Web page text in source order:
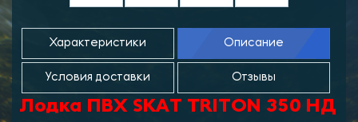
Характеристики Описание
Условия доставки Отзывы
Лодка ПВХ SKAT TRITON 350 НД